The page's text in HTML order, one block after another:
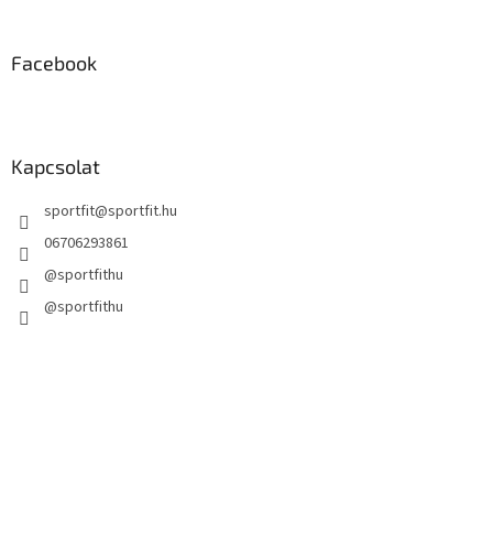
Facebook
Kapcsolat
sportfit@sportfit.hu
06706293861
@sportfithu
@sportfithu